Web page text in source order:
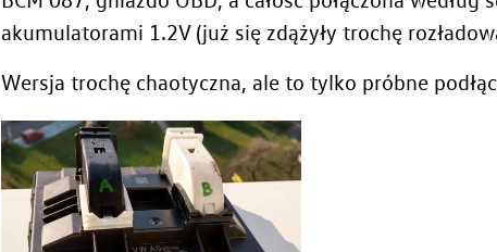
akumulatorami 1.2V (już się zdążyły trochę
Wersja trochę chaotyczna, ale to tylko próbne